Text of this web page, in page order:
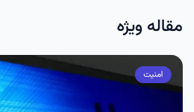
مقاله ویژه
امنیت